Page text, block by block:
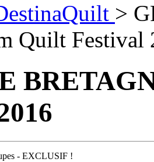
>
Quilt Festival
- EXCLUSIF !